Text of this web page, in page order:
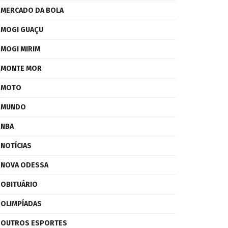
MERCADO DA BOLA
MOGI GUAÇU
MOGI MIRIM
MONTE MOR
MOTO
MUNDO
NBA
NOTÍCIAS
NOVA ODESSA
OBITUÁRIO
OLIMPÍADAS
OUTROS ESPORTES